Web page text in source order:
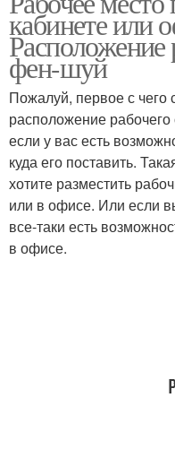
кабинете или
Расположение
фен-шуй
Пожалуй, первое с чего
расположение
если у вас есть
куда его поставить.
хотите разместить
или в офисе. Или если
все-таки есть
в офисе.